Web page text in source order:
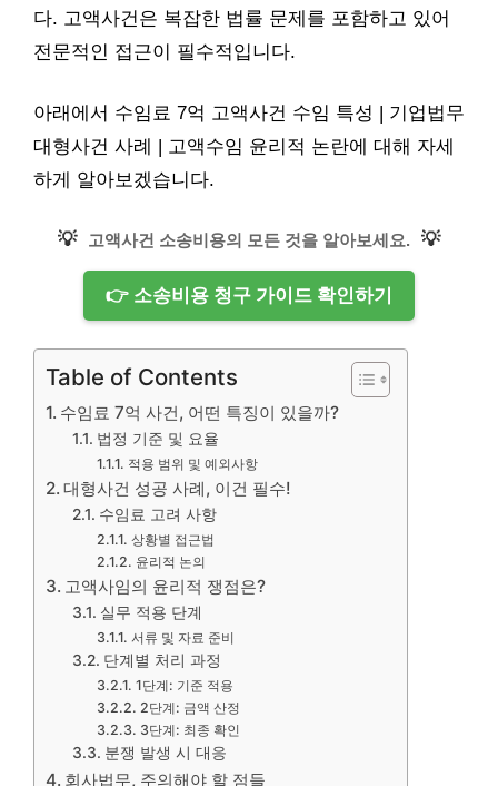
다. 고액사건은 복잡한 법률 문제를 포함하고 있어
전문적인 접근이 필수적입니다.
아래에서 수임료 7억 고액사건 수임 특성 | 기업법무
대형사건 사례 | 고액수임 윤리적 논란에 대해 자세
하게 알아보겠습니다.
💡 고액사건 소송비용의 모든 것을 알아보세요. 💡
👉 소송비용 청구 가이드 확인하기
Table of Contents
수임료 7억 사건, 어떤 특징이 있을까?
법정 기준 및 요율
적용 범위 및 예외사항
대형사건 성공 사례, 이건 필수!
수임료 고려 사항
상황별 접근법
윤리적 논의
고액사임의 윤리적 쟁점은?
실무 적용 단계
서류 및 자료 준비
단계별 처리 과정
1단계: 기준 적용
2단계: 금액 산정
3단계: 최종 확인
분쟁 발생 시 대응
회사법무, 주의해야 할 점들